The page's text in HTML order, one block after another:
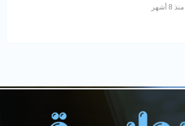
منذ 8 أشهر